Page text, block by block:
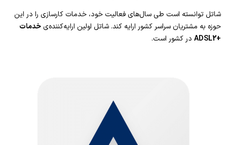
شاتل توانسته است طی سال‌های فعالیت خود، خدمات کارسازی را در این
حوزه به مشتریان سراسر کشور ارایه کند. شاتل اولین ارایه‌کننده‌یخدمات
+ADSL2
در کشور است.